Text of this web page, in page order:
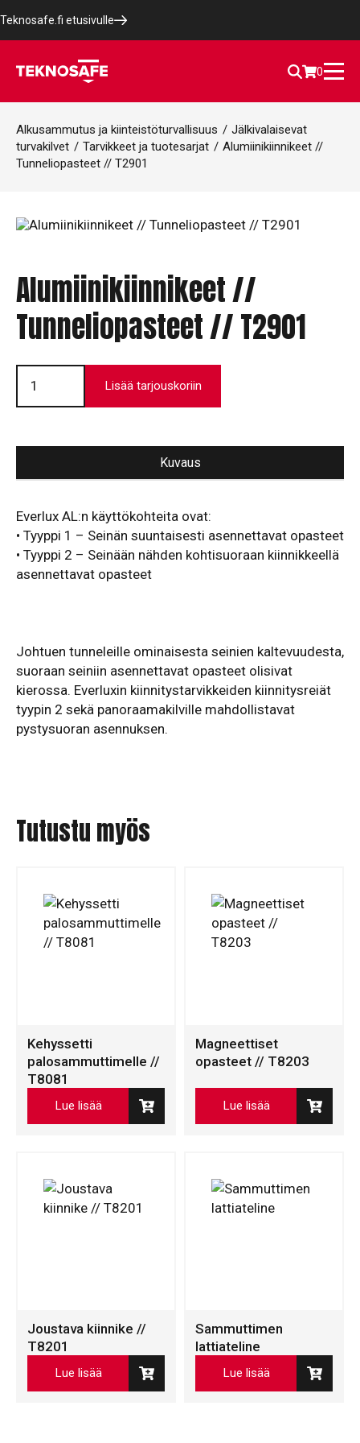
Teknosafe.fi etusivulle
0
Alkusammutus ja kiinteistöturvallisuus / Jälkivalaisevat
turvakilvet / Tarvikkeet ja tuotesarjat / Alumiinikiinnikeet //
Tunneliopasteet // T2901
Alumiinikiinnikeet //
Tunneliopasteet // T2901
Alumiinikiinnikeet
Tunneliopasteet
//
Lisää tarjouskoriin
Kuvaus
Everlux AL:n käyt­tökohteita ovat:
• Tyyppi 1 – Seinän suuntaisesti asen­nettavat opasteet
• Tyyppi 2 – Seinään nähden kohtisuoraan kiinnikkeellä
asen­nettavat opasteet
Johtuen tunneleille ominaisesta seinien kaltevuudesta,
suoraan seiniin asennettavat opasteet olisivat
kierossa. Everluxin kiinnitystarvikkeiden kiinnitysreiät
tyypin 2 sekä panoraamakilville mahdollistavat
pystysuoran asennuksen.
Tutustu myös
Kehyssetti
palosammuttimelle //
T8081
Lue lisää
Magneettiset
opasteet // T8203
Lue lisää
Joustava kiinnike //
T8201
Lue lisää
Sammuttimen
lattiateline
Lue lisää